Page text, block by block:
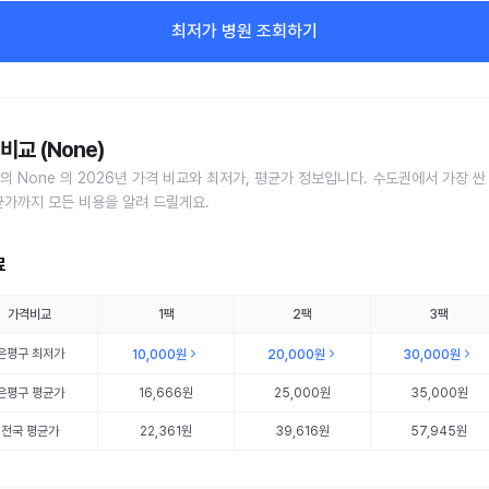
최저가 병원 조회하기
교 (None)
None 의 2026년 가격 비교와 최저가, 평균가 정보입니다. 수도권에서 가장 싼
가까지 모든 비용을 알려 드릴게요.
가격비교 1팩 2팩 3팩
평구최저가 10,000원 20,000원 30,000원
평구평균가 16,666원 25,000원 35,000원
전국 평균가 22,361원 39,616원 57,945원